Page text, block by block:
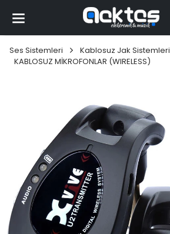
Ses Sistemleri
Kablosuz Jak Sistemleri
KABLOSUZ MİKROFONLAR (WIRELESS)